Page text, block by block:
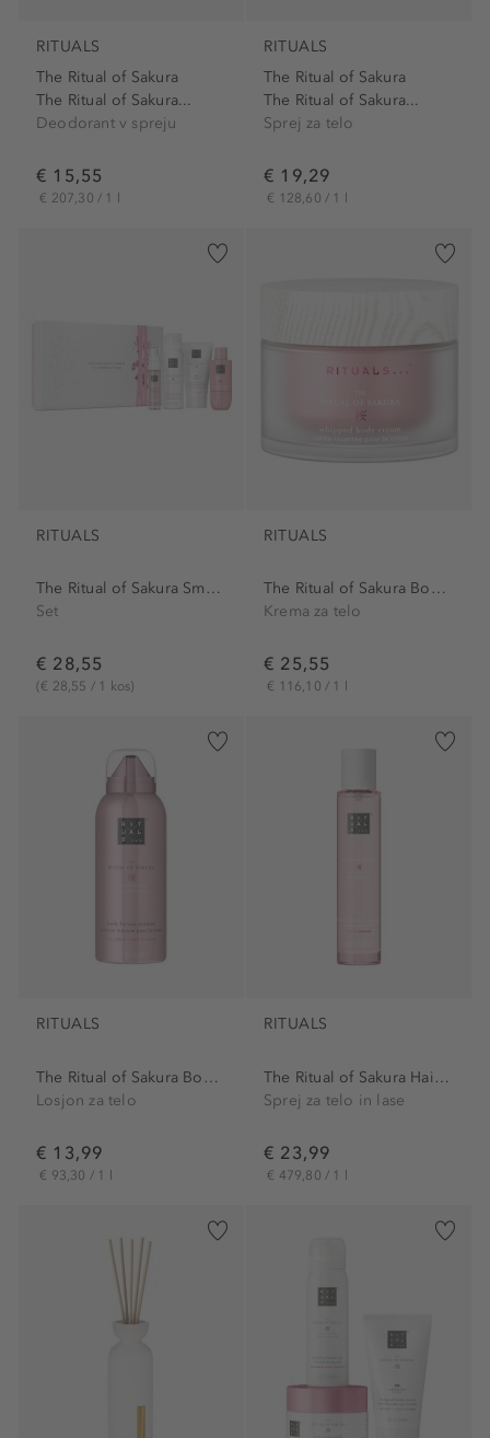
RITUALS
The Ritual of Sakura
The Ritual of Sakura...
Deodorant v spreju
€ 15,55
€ 207,30 / 1 l
RITUALS
The Ritual of Sakura
The Ritual of Sakura...
Sprej za telo
€ 19,29
€ 128,60 / 1 l
RITUALS
The Ritual of Sakura Small...
Set
€ 28,55
(€ 28,55 / 1 kos)
RITUALS
The Ritual of Sakura Body...
Krema za telo
€ 25,55
€ 116,10 / 1 l
RITUALS
The Ritual of Sakura Body...
Losjon za telo
€ 13,99
€ 93,30 / 1 l
RITUALS
The Ritual of Sakura Hair &...
Sprej za telo in lase
€ 23,99
€ 479,80 / 1 l